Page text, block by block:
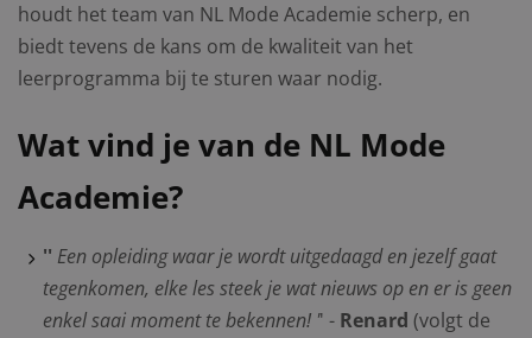
houdt het team van NL Mode Academie scherp, en
biedt tevens de kans om de kwaliteit van het
leerprogramma bij te sturen waar nodig.
Wat vind je van de NL Mode
Academie?
'' Een opleiding waar je wordt uitgedaagd en jezelf gaat
tegenkomen, elke les steek je wat nieuws op en er is geen
enkel saai moment te bekennen! '' - Renard (volgt de